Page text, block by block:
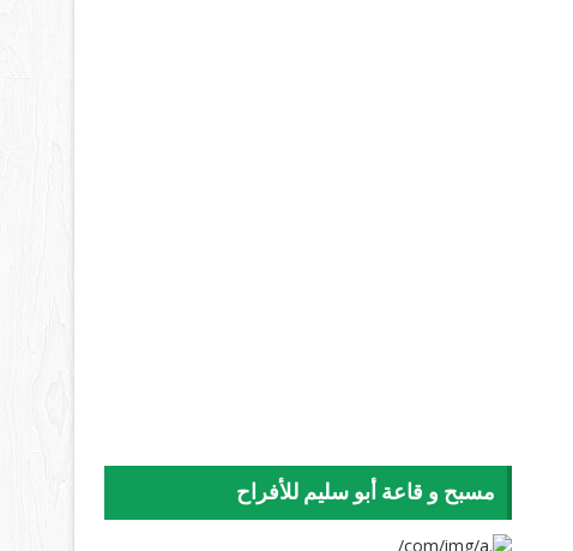
مسبح و قاعة أبو سليم للأفراح